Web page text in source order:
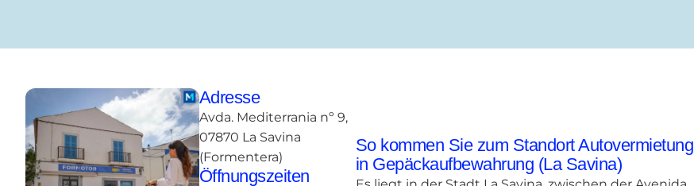
Adresse
Avda. Mediterrania nº 9,
07870 La Savina
(Formentera)
Öffnungszeiten
So kommen Sie zum Standort Autovermietung
in Gepäckaufbewahrung (La Savina)